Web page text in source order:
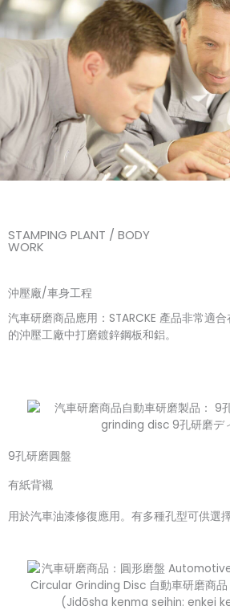
STAMPING PLANT / BODY
WORK
沖壓廠/車身工程
汽車研磨商品應用：STARCKE 產品非常適
的沖壓工廠中打磨鍍鋅鋼板和鋁。
9孔研磨圓盤
有紙背襯
用於汽車油漆修復應用。有多種孔型可供選擇